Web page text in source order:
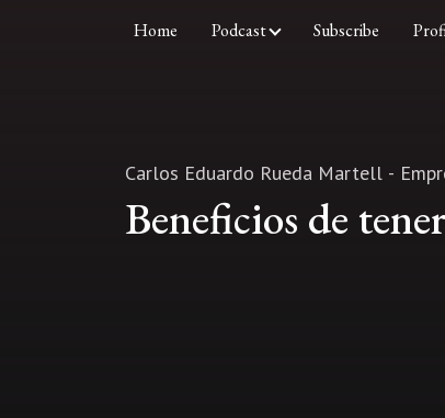
Home Podcast Subscribe
Carlos Eduardo Rueda Martell -
Beneficios de